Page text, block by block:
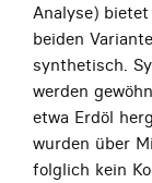
Analyse)
beiden
synthetisch.
werden
etwa Erdöl
wurden über
folglich kein